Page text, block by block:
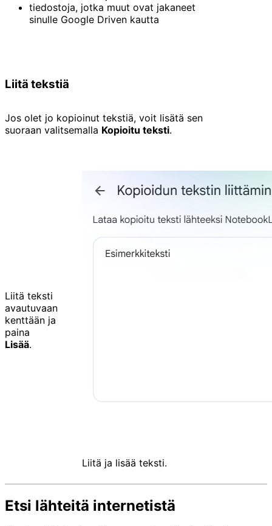
tiedostoja, jotka muut ovat jakaneet
sinulle Google Driven kautta
Liitä tekstiä
Jos olet jo kopioinut tekstiä, voit lisätä sen
suoraan valitsemalla Kopioitu teksti.
Liitä teksti
avautuvaan
kenttään ja
paina
Lisää.
Liitä ja lisää teksti.
Etsi lähteitä internetistä